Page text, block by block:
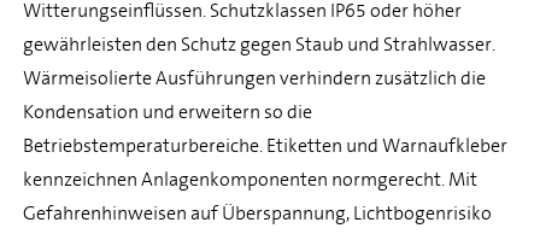
Witterungseinflüssen. Schutzklassen IP65 oder höher
gewährleisten den Schutz gegen Staub und Strahlwasser.
Wärmeisolierte Ausführungen verhindern zusätzlich die
Kondensation und erweitern so die
Betriebstemperaturbereiche. Etiketten und Warnaufkleber
kennzeichnen Anlagenkomponenten normgerecht. Mit
Gefahrenhinweisen auf Überspannung, Lichtbogenrisiko